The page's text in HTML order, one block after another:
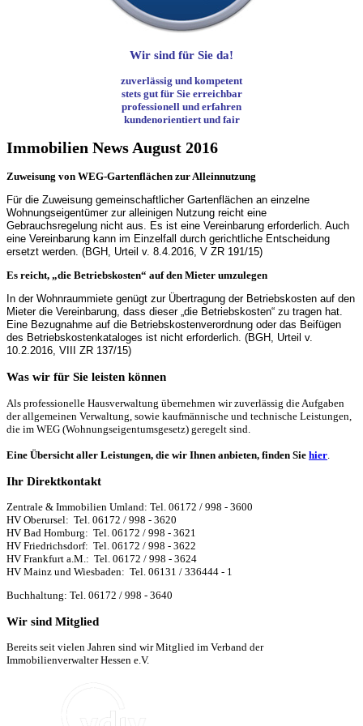
Wir sind für Sie da!
zuverlässig und kompetent
stets gut für Sie erreichbar
professionell und erfahren
kundenorientiert und fair
Immobilien News August 2016
Zuweisung von WEG-Gartenflächen zur Alleinnutzung
Für die Zuweisung gemeinschaftlicher Gartenflächen an einzelne
Wohnungseigentümer zur alleinigen Nutzung reicht eine
Gebrauchsregelung nicht aus. Es ist eine Vereinbarung erforderlich. Auch
eine Vereinbarung kann im Einzelfall durch gerichtliche Entscheidung
ersetzt werden. (BGH, Urteil v. 8.4.2016, V ZR 191/15)
Es reicht, „die Betriebskosten“ auf den Mieter umzulegen
In der Wohnraummiete genügt zur Übertragung der Betriebskosten auf den
Mieter die Vereinbarung, dass dieser „die Betriebskosten“ zu tragen hat.
Eine Bezugnahme auf die Betriebskostenverordnung oder das Beifügen
des Betriebskostenkataloges ist nicht erforderlich. (BGH, Urteil v.
10.2.2016, VIII ZR 137/15)
Was wir für Sie leisten können
Als professionelle Hausverwaltung übernehmen wir zuverlässig die Aufgaben
der allgemeinen Verwaltung, sowie kaufmännische und technische Leistungen,
die im WEG (Wohnungseigentumsgesetz) geregelt sind.
Eine Übersicht aller Leistungen, die wir Ihnen anbieten, finden Sie hier
Ihr Direktkontakt
Zentrale & Immobilien Umland: Tel. 06172 / 998 - 3600
HV Oberursel: Tel. 06172 / 998 - 3620
HV Bad Homburg: Tel. 06172 / 998 - 3621
HV Friedrichsdorf: Tel. 06172 / 998 - 3622
HV Frankfurt a.M.: Tel. 06172 / 998 - 3624
HV Mainz und Wiesbaden: Tel. 06131 / 336444 - 1
Buchhaltung: Tel. 06172 / 998 - 3640
Wir sind Mitglied
Bereits seit vielen Jahren sind wir Mitglied im Verband der
Immobilienverwalter Hessen e.V.